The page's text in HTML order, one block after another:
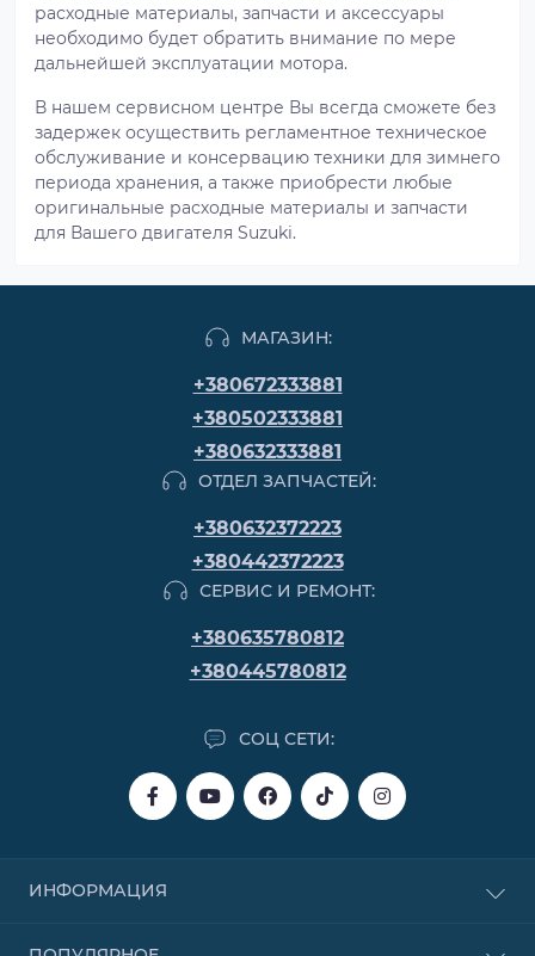
расходные материалы, запчасти и аксессуары
необходимо будет обратить внимание по мере
дальнейшей эксплуатации мотора.
В нашем сервисном центре Вы всегда сможете без
задержек осуществить регламентное техническое
обслуживание и консервацию техники для зимнего
периода хранения, а также приобрести любые
оригинальные расходные материалы и запчасти
для Вашего двигателя Suzuki.
МАГАЗИН:
+380672333881
+380502333881
+380632333881
ОТДЕЛ ЗАПЧАСТЕЙ:
+380632372223
+380442372223
СЕРВИС И РЕМОНТ:
+380635780812
+380445780812
СОЦ СЕТИ:
ИНФОРМАЦИЯ